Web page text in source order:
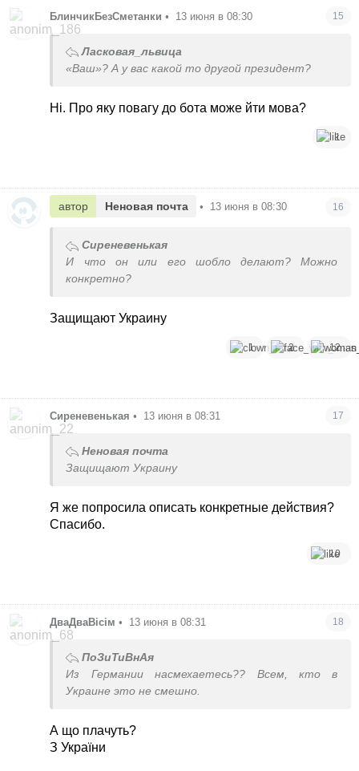
БлинчикБезСметанки • 13 июня в 08:30 15
Ласковая_львица
«Ваш»? А у вас какой то другой президент?
Ні. Про яку повагу до бота може йти мова?
1
автор Неновая почта • 13 июня в 08:30 16
Сиреневенькая
И что он или его шобло делают? Можно
конкретно?
Защищают Украину
1 2 12
Сиреневенькая • 13 июня в 08:31 17
Неновая почта
Защищают Украину
Я же попросила описать конкретные действия?
Спасибо.
10
ДваДваВісім • 13 июня в 08:31 18
ПоЗиТиВнАя
Из Германии насмехаетесь?? Всем, кто в
Украине это не смешно.
А що плачуть?
З України